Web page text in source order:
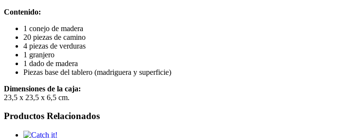
Contenido:
1 conejo de madera
20 piezas de camino
4 piezas de verduras
1 granjero
1 dado de madera
Piezas base del tablero (madriguera y superficie)
Dimensiones de la caja:
23,5 x 23,5 x 6,5 cm.
Productos Relacionados